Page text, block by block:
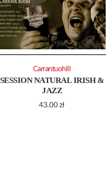
SESSION NATURAL IRISH &
JAZZ
43.00 zł
Carrantuohill